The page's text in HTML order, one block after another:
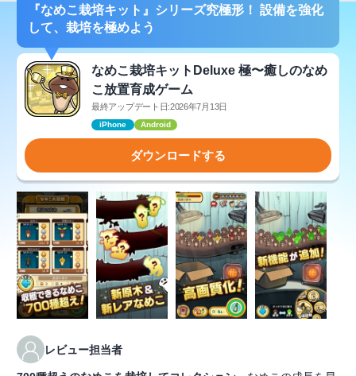
『なめこ栽培キット』シリーズ究極形！ 設備を強化
して、栽培を極めよう
なめこ栽培キットDeluxe 極〜癒しのなめ
こ放置育成ゲーム
最終アップデート日:2026年7月13日
iPhone Android
ダウンロードする
レビュー担当者